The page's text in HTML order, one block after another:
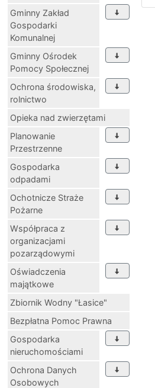
Gminny Zakład
Gospodarki
Komunalnej
Gminny Ośrodek
Pomocy Społecznej
Ochrona środowiska,
rolnictwo
Opieka nad zwierzętami
Planowanie
Przestrzenne
Gospodarka
odpadami
Ochotnicze Straże
Pożarne
Współpraca z
organizacjami
pozarządowymi
Oświadczenia
majątkowe
Zbiornik Wodny "Łasice"
Bezpłatna Pomoc Prawna
Gospodarka
nieruchomościami
Ochrona Danych
Osobowych